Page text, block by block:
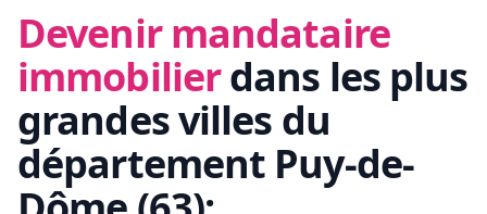
Devenir mandataire
immobilierdans les plus
grandes villes du
département Puy-de-